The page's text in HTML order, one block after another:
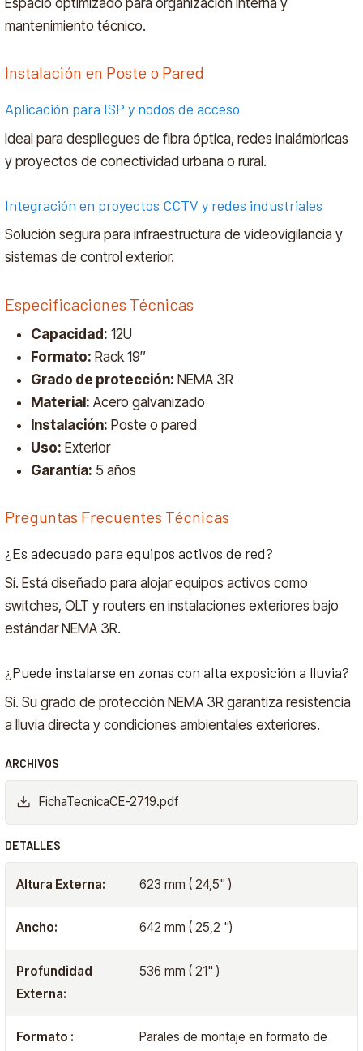
mantenimiento técnico.
Instalación en Poste o Pared
Aplicación para ISP y nodos de acceso
Ideal para despliegues de fibra óptica, redes inalámbricas
y proyectos de conectividad urbana o rural.
Integración en proyectos CCTV y redes industriales
Solución segura para infraestructura de videovigilancia y
sistemas de control exterior.
Especificaciones Técnicas
Capacidad: 12U
Formato: Rack 19″
Grado de protección: NEMA 3R
Material: Acero galvanizado
Instalación: Poste o pared
Uso: Exterior
Garantía: 5 años
Preguntas Frecuentes Técnicas
¿Es adecuado para equipos activos de red?
Sí. Está diseñado para alojar equipos activos como
switches, OLT y routers en instalaciones exteriores bajo
estándar NEMA 3R.
¿Puede instalarse en zonas con alta exposición a lluvia?
Sí. Su grado de protección NEMA 3R garantiza resistencia
a lluvia directa y condiciones ambientales exteriores.
ARCHIVOS
FichaTecnicaCE-2719.pdf
DETALLES
Altura Externa: 623 mm ( 24,5" )
Ancho: 642 mm ( 25,2 ")
Profundidad
Externa:
536 mm ( 21" )
Formato :
Parales de montaje en formato de